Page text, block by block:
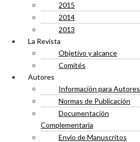
2015
2014
2013
La Revista
Objetivo y alcance
Comités
Autores
Información para Autores
Normas de Publicación
Documentación
Complementaria
Envío de Manuscritos